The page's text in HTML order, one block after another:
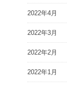
2022年4月
2022年3月
2022年2月
2022年1月